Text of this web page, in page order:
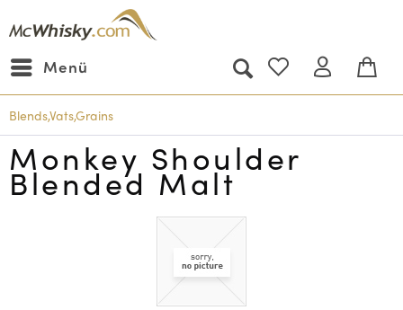
Menü
Blends,Vats,Grains
Monkey Shoulder
Blended Malt